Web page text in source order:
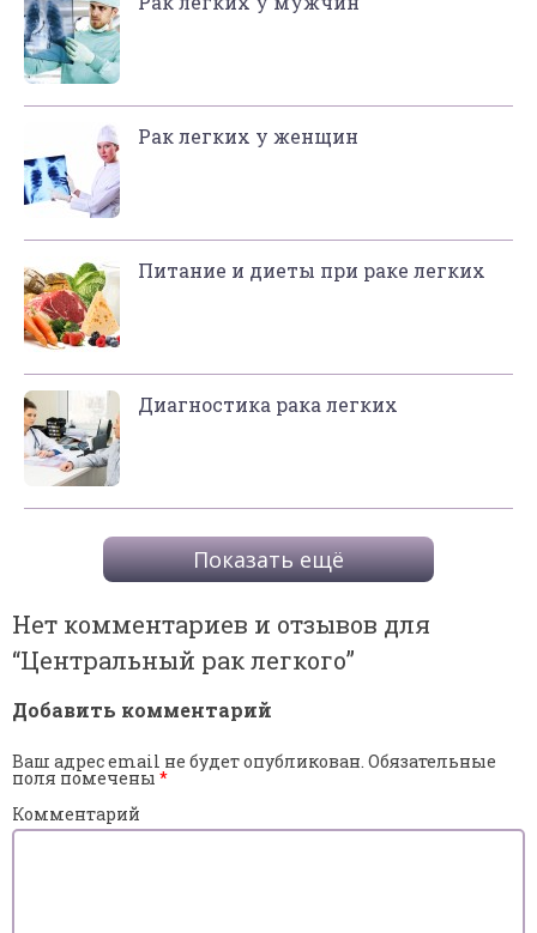
Рак легких у женщин
Питание и диеты при раке легких
Диагностика рака легких
Показать ещё
Нет комментариев и отзывов для
“Центральный рак легкого”
Добавить комментарий
Ваш адрес email не будет опубликован. Обязательные
поля помечены *
Комментарий